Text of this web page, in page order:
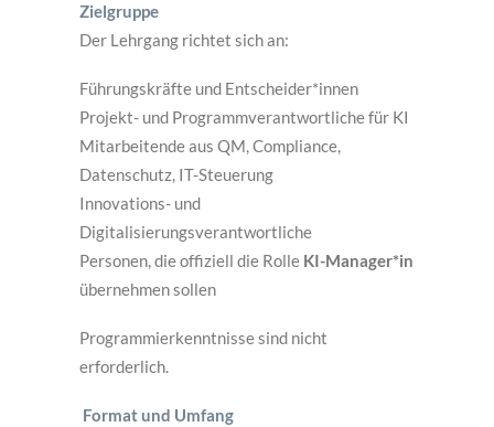
Zielgruppe
Der Lehrgang richtet sich an:
Führungskräfte und Entscheider*innen
Projekt- und Programmverantwortliche für KI
Mitarbeitende aus QM, Compliance,
Datenschutz, IT-Steuerung
Innovations- und
Digitalisierungsverantwortliche
Personen, die offiziell die Rolle KI-Manager*in
übernehmen sollen
Programmierkenntnisse sind nicht
erforderlich.
Format und Umfang